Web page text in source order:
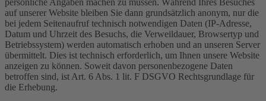
auf unserer Website bleiben Sie dann grundsätzlich anonym, nur die
bei jedem Seitenaufruf technisch notwendigen Daten (IP-Adresse,
Datum und Uhrzeit des Besuchs, die Verweildauer, Browsertyp und
Betriebssystem) werden automatisch erhoben und an unseren Server
übermittelt. Dies ist technisch erforderlich, um Ihnen unsere Website
anzeigen zu können. Soweit davon personenbezogene Daten
betroffen sind, ist Art. 6 Abs. 1 lit. F DSGVO Rechtsgrundlage für
die Erhebung.